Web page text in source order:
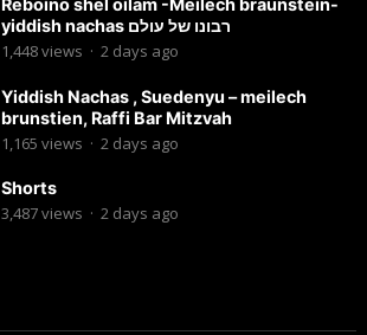
Reboino shel oilam -Meilech braunstein-
yiddish nachas רבונו של עולם
1,448views · 2 days ago
Yiddish Nachas , Suedenyu – meilech
brunstien, Raffi Bar Mitzvah
1,165 views · 2 days ago
Shorts
3,487views · 2 days ago